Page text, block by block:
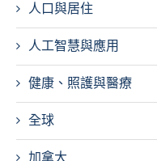
人口與居住
人工智慧與應用
健康、照護與醫療
全球
加拿大